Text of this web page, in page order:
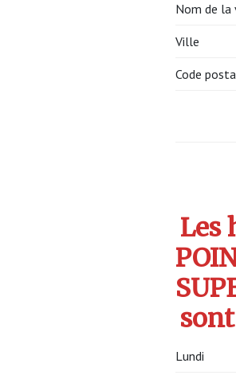
Nom de la
Ville
Code
Les
Lundi